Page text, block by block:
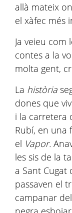
allà mateix
el xàfec més
Ja veieu
contes a la
molta gent,
La història
dones que
i la carretera
Rubí, en una
el Vapor.
les sis de la
a Sant Cugat
passaven el
campanar